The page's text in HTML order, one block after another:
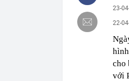
23-
22-
cho
với